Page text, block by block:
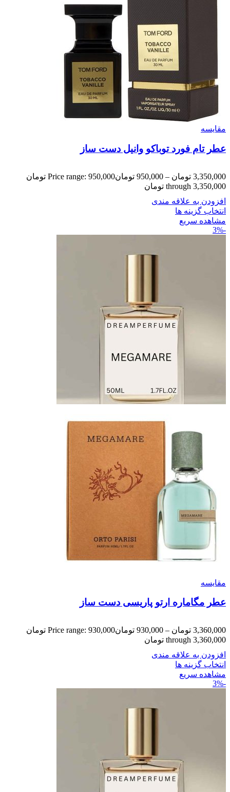
مقایسه
عطر تام فورد توباکو وانیل دست ساز
3,350,000 تومان –
950,000 تومان
Price range: 950,000 تومان
through 3,350,000 تومان
افزودن به علاقه مندی
انتخاب گزینه ها
مشاهده سریع
-3%
مقایسه
عطر مگاماره ارتو پاریسی دست ساز
3,360,000 تومان –
930,000 تومان
Price range: 930,000 تومان
through 3,360,000 تومان
افزودن به علاقه مندی
انتخاب گزینه ها
مشاهده سریع
-3%